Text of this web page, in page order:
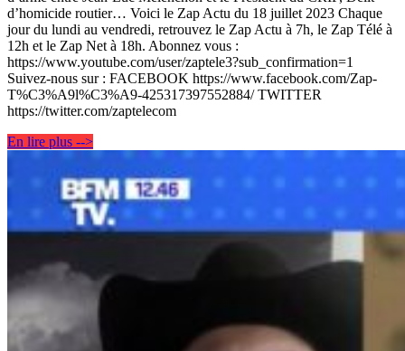
d’homicide routier… Voici le Zap Actu du 18 juillet 2023 Chaque
jour du lundi au vendredi, retrouvez le Zap Actu à 7h, le Zap Télé à
12h et le Zap Net à 18h. Abonnez vous :
https://www.youtube.com/user/zaptele3?sub_confirmation=1
Suivez-nous sur : FACEBOOK https://www.facebook.com/Zap-
T%C3%A9l%C3%A9-425317397552884/ TWITTER
https://twitter.com/zaptelecom
En lire plus -->